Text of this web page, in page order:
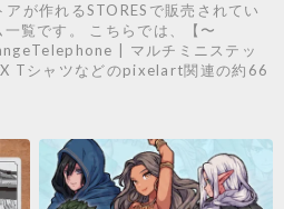
が作れるSTORESで販売されてい
覧です。 こちらでは、【〜
| マルチミニステッ
Tシャツなどのpixelart関連の約66